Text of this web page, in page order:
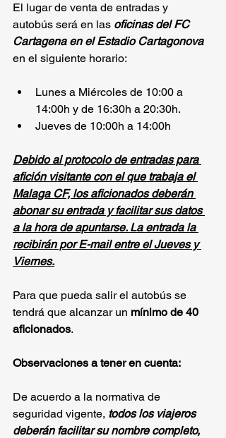
El lugar de venta de entradas y
autobús será en las oficinas del FC
Cartagena en el Estadio Cartagonova
en el siguiente horario:
Lunes a Miércoles de 10:00 a
14:00h y de 16:30h a 20:30h.
Jueves de 10:00h a 14:00h
Debido al protocolo de entradas para
afición visitante con el que trabaja el
Malaga CF, los aficionados deberán
abonar su entrada y facilitar sus datos
a la hora de apuntarse. La entrada la
recibirán por E-mail entre el Jueves y
Viernes.
Para que pueda salir el autobús se
tendrá que alcanzar un mínimo de 40
aficionados.
Observaciones a tener en cuenta:
De acuerdo a la normativa de
seguridad vigente, todos los viajeros
deberán facilitar su nombre completo,